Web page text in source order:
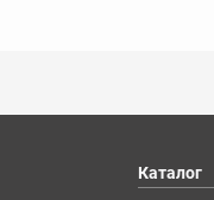
Каталог